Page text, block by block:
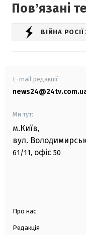
Повʼязані
ВІЙНА
E-mail редакції
Ми тут:
м.Київ,
вул.
61/11, офіс 50
Про нас
Редакція